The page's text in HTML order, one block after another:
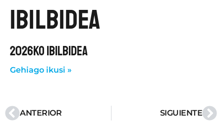
ibilbidea
2026KO IBILBIDEA
Gehiago ikusi »
ANTERIOR SIGUIENTE